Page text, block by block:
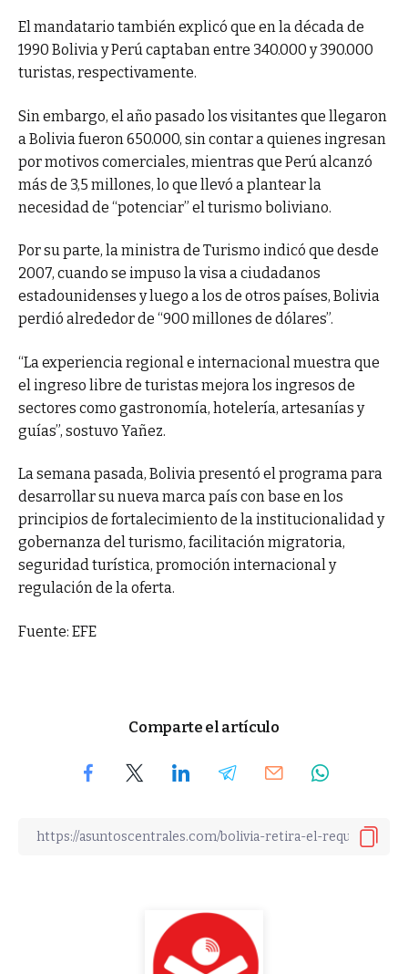
El mandatario también explicó que en la década de
1990 Bolivia y Perú captaban entre 340.000 y 390.000
turistas, respectivamente.
Sin embargo, el año pasado los visitantes que llegaron
a Bolivia fueron 650.000, sin contar a quienes ingresan
por motivos comerciales, mientras que Perú alcanzó
más de 3,5 millones, lo que llevó a plantear la
necesidad de “potenciar” el turismo boliviano.
Por su parte, la ministra de Turismo indicó que desde
2007, cuando se impuso la visa a ciudadanos
estadounidenses y luego a los de otros países, Bolivia
perdió alrededor de “900 millones de dólares”.
“La experiencia regional e internacional muestra que
el ingreso libre de turistas mejora los ingresos de
sectores como gastronomía, hotelería, artesanías y
guías”, sostuvo Yañez.
La semana pasada, Bolivia presentó el programa para
desarrollar su nueva marca país con base en los
principios de fortalecimiento de la institucionalidad y
gobernanza del turismo, facilitación migratoria,
seguridad turística, promoción internacional y
regulación de la oferta.
Fuente: EFE
Comparte el artículo